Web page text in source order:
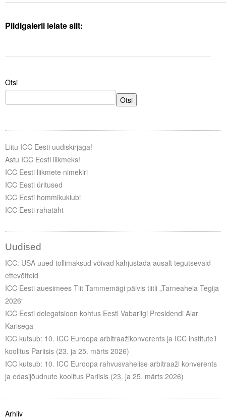
Pildigalerii leiate siit:
Otsi
Otsi
Liitu ICC Eesti uudiskirjaga!
Astu ICC Eesti liikmeks!
ICC Eesti liikmete nimekiri
ICC Eesti üritused
ICC Eesti hommikuklubi
ICC Eesti rahatäht
Uudised
ICC: USA uued tollimaksud võivad kahjustada ausalt tegutsevaid
ettevõtteid
ICC Eesti auesimees Tiit Tammemägi pälvis tiitli „Tarneahela Tegija
2026“
ICC Eesti delegatsioon kohtus Eesti Vabariigi Presidendi Alar
Karisega
ICC kutsub: 10. ICC Euroopa arbitraažikonverents ja ICC institute’i
koolitus Pariisis (23. ja 25. märts 2026)
ICC kutsub: 10. ICC Euroopa rahvusvahelise arbitraaži konverents
ja edasijõudnute koolitus Pariisis (23. ja 25. märts 2026)
Arhiiv